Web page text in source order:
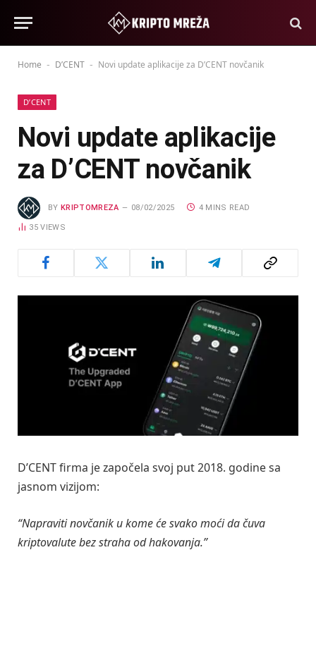
Home - D’CENT - Novi update aplikacije za D’CENT novčanik
D’CENT
Novi update aplikacije
za D’CENT novčanik
BY KRIPTOMREZA 08/02/2025 4 MINS READ
35VIEWS
D’CENT firma je započela svoj put 2018. godine sa
jasnom vizijom:
“Napraviti novčanik u kome će svako moći da čuva
kriptovalute bez straha od hakovanja.”